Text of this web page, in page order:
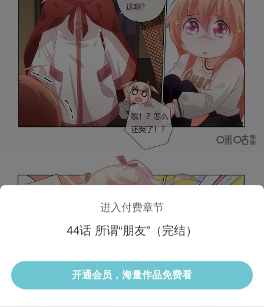
选集 当前话
进入付费章节
44话 所谓“朋友”（完结）
开通会员，海量作品免费看